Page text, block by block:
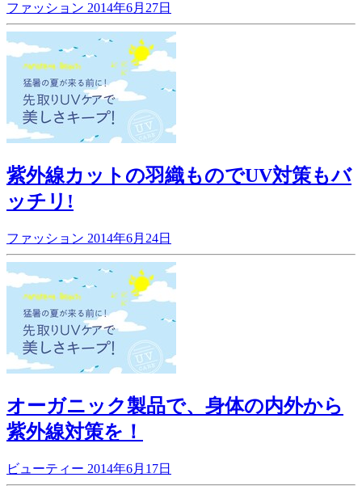
ファッション 2014年6月27日
紫外線カットの羽織ものでUV対策もバ
ッチリ!
ファッション 2014年6月24日
オーガニック製品で、身体の内外から
紫外線対策を！
ビューティー 2014年6月17日